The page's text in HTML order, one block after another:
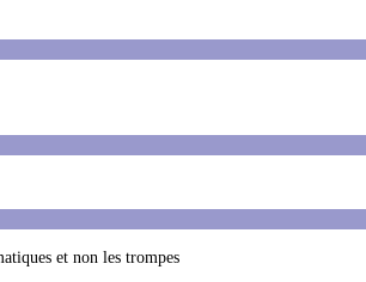
et non les trompes